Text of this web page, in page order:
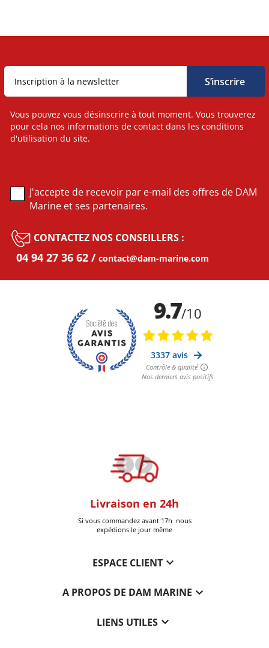
Livraison en 24h
Si vous commandez avant 17h nous
expédions le jour même
Vous pouvez vous désinscrire à tout moment. Vous trouverez
pour cela nos informations de contact dans les conditions
d'utilisation du site.
J'accepte de recevoir par e-mail des offres de DAM
Marine et ses partenaires.
CONTACTEZ NOS CONSEILLERS :
04 94 27 36 62 contact@dam-marine.com
ESPACE CLIENT
A PROPOS DE DAM MARINE 
LIENS UTILES 